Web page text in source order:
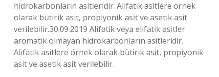
hidrokarbonların asitleridir. Alifatik asitlere örnek
olarak bütirik asit, propiyonik asit ve asetik asit
verilebilir.30.09.2019 Alifatik veya elifatik asitler
aromatik olmayan hidrokarbonların asitleridir.
Alifatik asitlere örnek olarak bütirik asit, propiyonik
asit ve asetik asit verilebilir.